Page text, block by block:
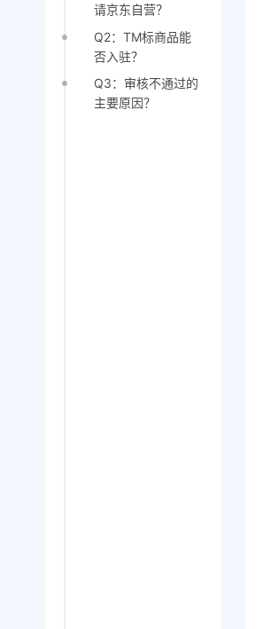
请京东自营？
Q2：TM标商品能
否入驻？
Q3：审核不通过的
主要原因？